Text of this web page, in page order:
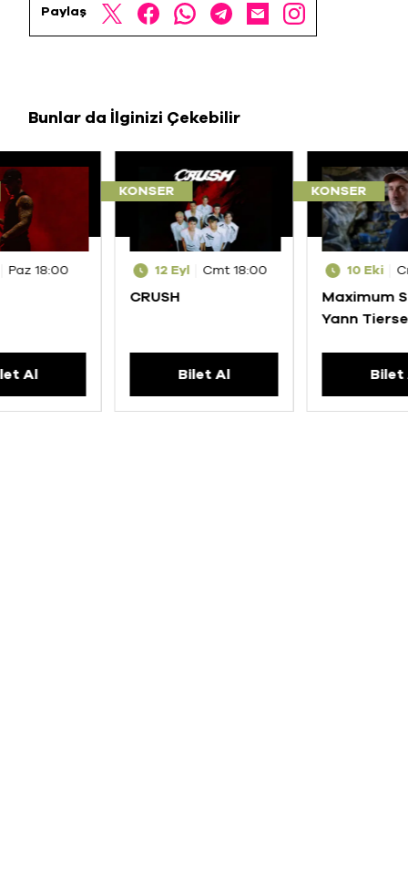
Paylaş
Bunlar da İlginizi Çekebilir
Paz 18:00
Al
KONSER
12 Eyl Cmt 18:00
CRUSH
Bilet Al
KONSER
10 Eki
Maximum
Yann
Bilet